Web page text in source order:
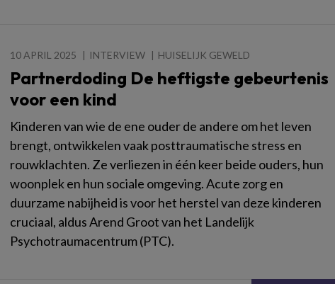
10 APRIL 2025 INTERVIEW HUISELIJK GEWELD
Partnerdoding De heftigste gebeurtenis
voor een kind
Kinderen van wie de ene ouder de andere om het leven
brengt, ontwikkelen vaak posttraumatische stress en
rouwklachten. Ze verliezen in één keer beide ouders, hun
woonplek en hun sociale omgeving. Acute zorg en
duurzame nabijheid is voor het herstel van deze kinderen
cruciaal, aldus Arend Groot van het Landelijk
Psychotraumacentrum (PTC).